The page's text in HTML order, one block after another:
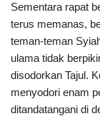
Sementara rapat
terus memanas,
teman-teman
ulama tidak
disodorkan Tajul.
menyodori enam
ditandatangani di